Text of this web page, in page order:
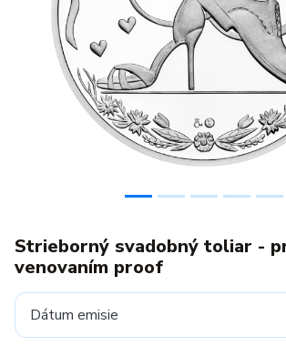
Previous
Strieborný svadobný toliar -
venovaním proof
Dátum emisie